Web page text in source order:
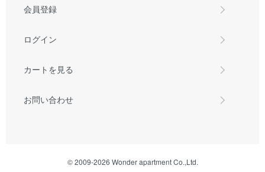
会員登録
ログイン
カートを見る
お問い合わせ
© 2009-2026 Wonder apartment Co.,Ltd.